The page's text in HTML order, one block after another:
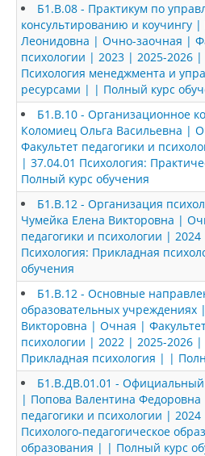
Б1.В.08 - Практикум по
консультированию и коучингу
Леонидовна | Очно-заочная |
психологии | 2023 | 2025-2026
Психология менеджмента и
ресурсами | | Полный курс
Б1.В.10 - Организационное
Коломиец Ольга Васильевна |
Факультет педагогики и
| 37.04.01 Психология:
Полный курс обучения
Б1.В.12 - Организация
Чумейка Елена Викторовна |
педагогики и психологии |
Психология: Прикладная
обучения
Б1.В.12 - Основные
образовательных учреждениях
Викторовна | Очная |
психологии | 2022 | 2025-2026
Прикладная психология | |
Б1.В.ДВ.01.01 - Официальный
| Попова Валентина
педагогики и психологии |
Психолого-педагогическое
образования | | Полный курс